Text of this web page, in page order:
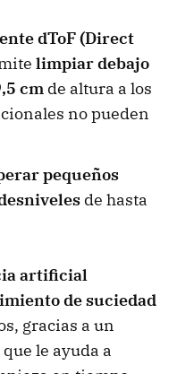
dToF (Direct
limpiar debajo
cm de altura a los
no pueden
pequeños
de hasta
artificial
de suciedad
gracias a un
le ayuda a